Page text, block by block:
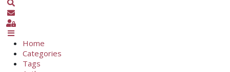
Sign In
Home
Categories
Tags